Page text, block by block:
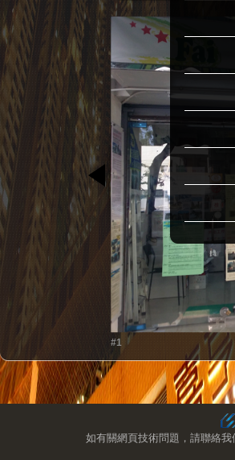
#1
如有關網頁技術問題，請聯絡